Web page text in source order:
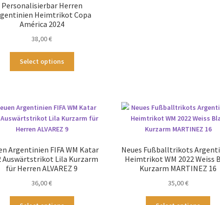
Personalisierbar Herren
Heimtrikot Copa
América 2024
38,00€
Select options
auf.
Die
auf
der
werden
Argentinien FIFA WM Katar
Auswärtstrikot Lila Kurzarm
für Herren ALVAREZ 9
36,00€
Neues Fußballtrikots
Heimtrikot WM 2022 Weiss
Kurzarm MARTINEZ 16
35,00€